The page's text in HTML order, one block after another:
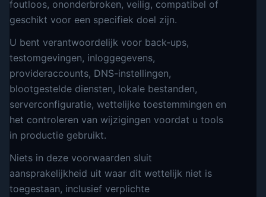
foutloos, ononderbroken, veilig, compatibel of
geschikt voor een specifiek doel zijn.
U bent verantwoordelijk voor back-ups,
testomgevingen, inloggegevens,
provideraccounts, DNS-instellingen,
blootgestelde diensten, lokale bestanden,
serverconfiguratie, wettelijke toestemmingen en
het controleren van wijzigingen voordat u tools
in productie gebruikt.
Niets in deze voorwaarden sluit
aansprakelijkheid uit waar dit wettelijk niet is
toegestaan, inclusief verplichte